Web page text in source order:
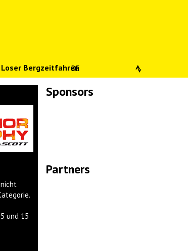
Loser Bergzeitfahren
DE
und 15
Sponsors
Partners